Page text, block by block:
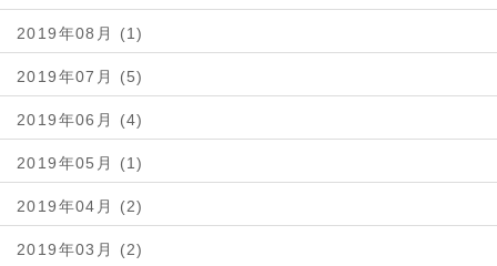
2019年08月 (1)
2019年07月 (5)
2019年06月 (4)
2019年05月 (1)
2019年04月 (2)
2019年03月 (2)